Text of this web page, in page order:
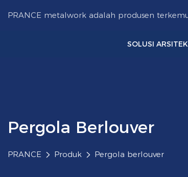
PRANCE metalwork adalah produsen
SOLUSI
Pergola Berlouver
PRANCE Produk Pergola berlouver